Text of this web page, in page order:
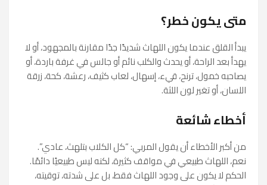
متى يكون خطر؟
يبدأ القلق عندما يكون اللهاث شديدًا جدًا مقارنة بالمجهود، أو لا
يهدأ بعد الراحة، أو يحدث والكلب نائم أو جالس في غرفة باردة، أو
يصاحبه خمول، ترنح، قيء، إسهال، لعاب كثيف، رعشة، كحة، زرقة
اللسان، أو تغير لون اللثة.
أخطاء شائعة
من أكبر الأخطاء أن يقول المربي: “كل الكلاب بتلهث، عادي”.
نعم، اللهاث طبيعي في مواقف كثيرة، لكنه ليس طبيعيًا دائمًا.
الحكم لا يكون على وجود اللهاث فقط، بل على شدته، توقيته،